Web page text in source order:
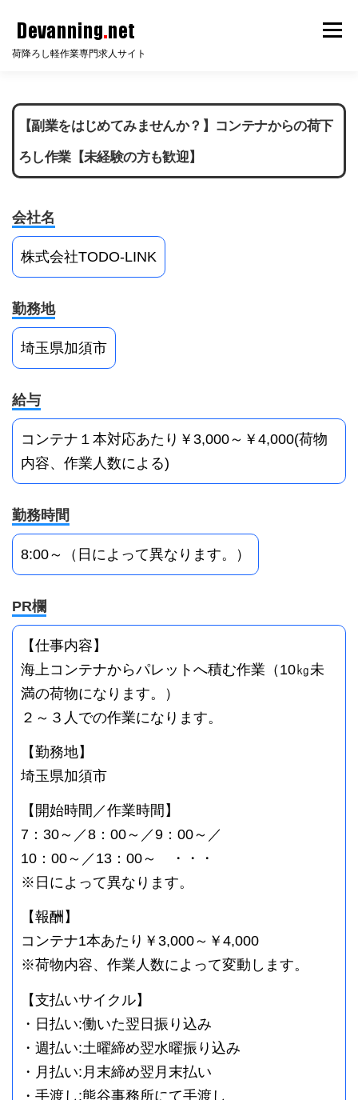
テ
ツ
キ
プ
荷降ろし軽作業専門求人サイト
メニ
HOME サイト説明 倉庫知識 会員ログイン
無料会員登録 無料求人掲載
【副業をはじめてみませんか？】コンテナからの荷下
ろし作業【未経験の方も歓迎】
会社名
株式会社TODO-LINK
勤務地
埼玉県加須市
給与
コンテナ１本対応あたり￥3,000～￥4,000(荷物
内容、作業人数による)
勤務時間
8:00～（日によって異なります。）
PR欄
【仕事内容】
海上コンテナからパレットへ積む作業（10㎏未
満の荷物になります。）
２～３人での作業になります。
【勤務地】
埼玉県加須市
【開始時間／作業時間】
7：30～／8：00～／9：00～／
10：00～／13：00～ ・・・
※日によって異なります。
【報酬】
コンテナ1本あたり￥3,000～￥4,000
※荷物内容、作業人数によって変動します。
【支払いサイクル】
・日払い:働いた翌日振り込み
・週払い:土曜締め翌水曜振り込み
・月払い:月末締め翌月末払い
・手渡し:熊谷事務所にて手渡し